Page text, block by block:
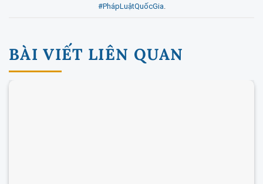
#PhápLuậtQuốcGia.
BÀI VIẾT LIÊN QUAN